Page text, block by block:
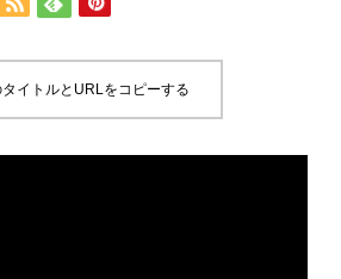
イトルとURLをコピーする